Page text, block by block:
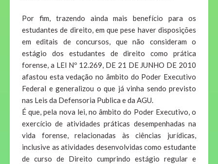
Por fim, trazendo ainda mais benefício para os
estudantes de direito, em que pese haver disposições
em editais de concursos, que não consideram o
estágio dos estudantes de direito como prática
forense, a LEI Nº 12.269, DE 21 DE JUNHO DE 2010
afastou esta vedação no âmbito do Poder Executivo
Federal e generalizou o que já vinha sendo previsto
nas Leis da Defensoria Publica e da AGU.
É que, pela nova lei, no âmbito do Poder Executivo, o
exercício de atividades práticas desempenhadas na
vida forense, relacionadas às ciências jurídicas,
inclusive as atividades desenvolvidas como estudante
de curso de Direito cumprindo estágio regular e